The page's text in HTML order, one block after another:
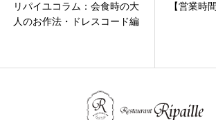
会食時の大
スコード編
【営業時間短縮のお知らせ】